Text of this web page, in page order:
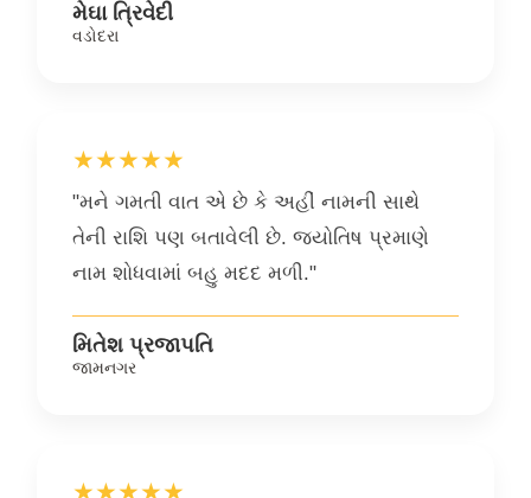
મેઘા ત્રિવેદી
વડોદરા
★★★★★
"મને ગમતી વાત એ છે કે અહીં નામની સાથે
તેની રાશિ પણ બતાવેલી છે. જ્યોતિષ પ્રમાણે
નામ શોધવામાં બહુ મદદ મળી."
મિતેશ પ્રજાપતિ
જામનગર
★★★★★